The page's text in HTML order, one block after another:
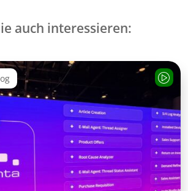
auch interessieren: